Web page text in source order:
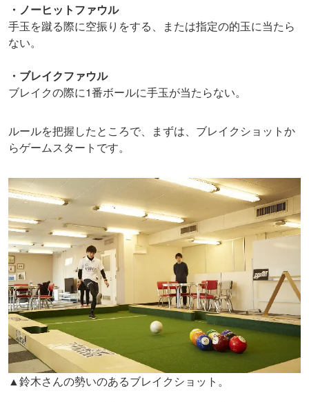
・ノーヒットファウル
手玉を蹴る際に空振りをする、または指定の的玉に当たら
ない。
・ブレイクファウル
ブレイクの際に1番ボールに手玉が当たらない。
ルールを把握したところで、まずは、ブレイクショットか
らゲームスタートです。
▲鈴木さんの勢いのあるブレイクショット。